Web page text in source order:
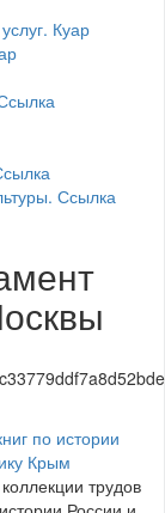
по истории
Крым
трудов